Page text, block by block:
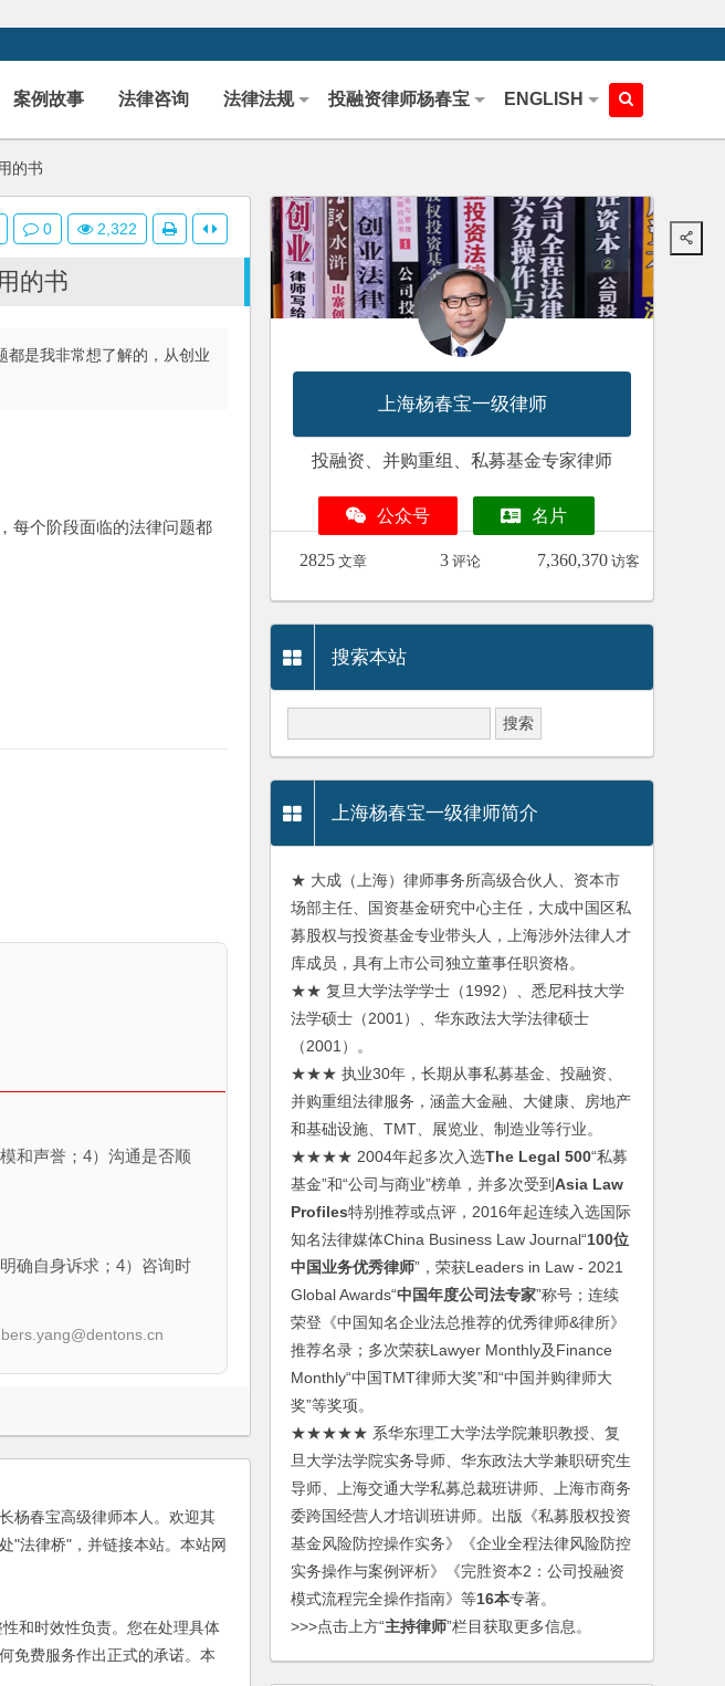
案例故事 法律咨询 法律法规 投融资律师杨春宝 ENGLISH
的书
的书
都是我非常想了解的，从创业
每个阶段面临的法律问题都
和声誉；4）沟通是否顺
确自身诉求；4）咨询时
0 2,322
杨春宝高级律师本人。欢迎其
"法律桥"，并链接本站。本站网
和时效性负责。您在处理具体
免费服务作出正式的承诺。本
上海杨春宝一级律师
投融资、并购重组、私募基金专家律师
公众号 名片
2825 文章 3 评论 7,360,370 访客
搜索本站
上海杨春宝一级律师简介
★ 大成（上海）律师事务所高级合伙人、资本市
场部主任、国资基金研究中心主任，大成中国区私
募股权与投资基金专业带头人，上海涉外法律人才
库成员，具有上市公司独立董事任职资格。
★★ 复旦大学法学学士（1992）、悉尼科技大学
法学硕士（2001）、华东政法大学法律硕士
（2001）。
★★★ 执业30年，长期从事私募基金、投融资、
并购重组法律服务，涵盖大金融、大健康、房地产
和基础设施、TMT、展览业、制造业等行业。
★★★★ 2004年起多次入选The Legal 500“私募
基金”和“公司与商业”榜单，并多次受到Asia Law
Profiles特别推荐或点评，2016年起连续入选国际
知名法律媒体China Business Law Journal“100位
中国业务优秀律师”，荣获Leaders in Law - 2021
Global Awards“中国年度公司法专家”称号；连续
荣登《中国知名企业法总推荐的优秀律师&律所》
推荐名录；多次荣获Lawyer Monthly及Finance
Monthly“中国TMT律师大奖”和“中国并购律师大
奖”等奖项。
★★★★★ 系华东理工大学法学院兼职教授、复
旦大学法学院实务导师、华东政法大学兼职研究生
导师、上海交通大学私募总裁班讲师、上海市商务
委跨国经营人才培训班讲师。出版《私募股权投资
基金风险防控操作实务》《企业全程法律风险防控
实务操作与案例评析》《完胜资本2：公司投融资
模式流程完全操作指南》等16本专著。
>>>点击上方“主持律师”栏目获取更多信息。